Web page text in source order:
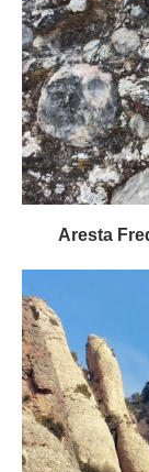
Aresta